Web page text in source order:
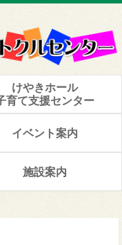
けやきホール
育て支援センター
イベント案内
施設案内